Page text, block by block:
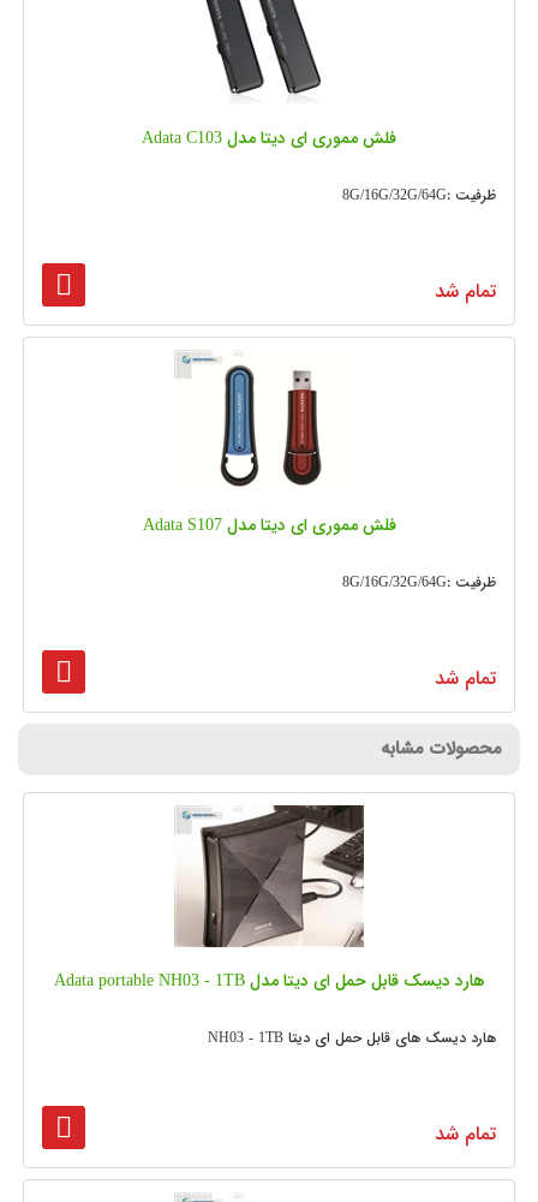
فلش مموری ای دیتا مدل Adata C103
ظرفیت :8G/16G/32G/64G
تمام شد
فلش مموری ای دیتا مدل Adata S107
ظرفیت :8G/16G/32G/64G
تمام شد
محصولات مشابه
هارد دیسک قابل حمل ای دیتا مدل Adata portable NH03 - 1TB
هارد دیسک های قابل حمل ای دیتا NH03 - 1TB
تمام شد